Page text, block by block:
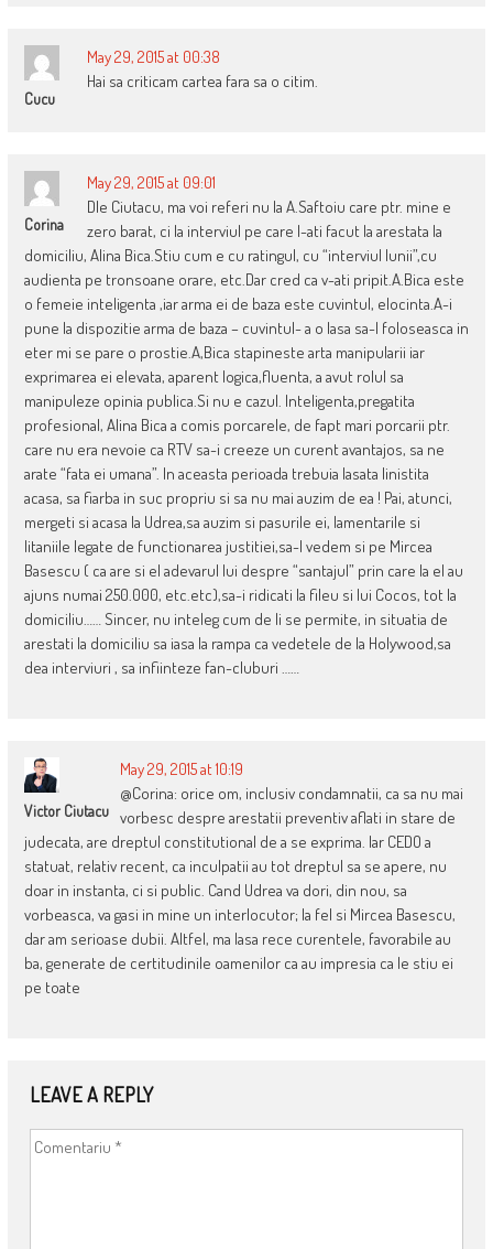
Cucu
May 29, 2015 at 00:38
Hai sa criticam cartea fara sa o citim.
Corina
May 29, 2015 at 09:01
Dle Ciutacu, ma voi referi nu la A.Saftoiu care ptr. mine e
zero barat, ci la interviul pe care l-ati facut la arestata la
domiciliu, Alina Bica.Stiu cum e cu ratingul, cu “interviul lunii”,cu
audienta pe tronsoane orare, etc.Dar cred ca v-ati pripit.A.Bica este
o femeie inteligenta ,iar arma ei de baza este cuvintul, elocinta.A-i
pune la dispozitie arma de baza – cuvintul- a o lasa sa-l foloseasca in
eter mi se pare o prostie.A,Bica stapineste arta manipularii iar
exprimarea ei elevata, aparent logica,fluenta, a avut rolul sa
manipuleze opinia publica.Si nu e cazul. Inteligenta,pregatita
profesional, Alina Bica a comis porcarele, de fapt mari porcarii ptr.
care nu era nevoie ca RTV sa-i creeze un curent avantajos, sa ne
arate “fata ei umana”. In aceasta perioada trebuia lasata linistita
acasa, sa fiarba in suc propriu si sa nu mai auzim de ea ! Pai, atunci,
mergeti si acasa la Udrea,sa auzim si pasurile ei, lamentarile si
litaniile legate de functionarea justitiei,sa-l vedem si pe Mircea
Basescu ( ca are si el adevarul lui despre “santajul” prin care la el au
ajuns numai 250.000, etc.etc),sa-i ridicati la fileu si lui Cocos, tot la
domiciliu…… Sincer, nu inteleg cum de li se permite, in situatia de
arestati la domiciliu sa iasa la rampa ca vedetele de la Holywood,sa
dea interviuri , sa infiinteze fan-cluburi ……
Victor Ciutacu
May 29, 2015 at 10:19
@Corina: orice om, inclusiv condamnatii, ca sa nu mai
vorbesc despre arestatii preventiv aflati in stare de
judecata, are dreptul constitutional de a se exprima. Iar CEDO a
statuat, relativ recent, ca inculpatii au tot dreptul sa se apere, nu
doar in instanta, ci si public. Cand Udrea va dori, din nou, sa
vorbeasca, va gasi in mine un interlocutor; la fel si Mircea Basescu,
dar am serioase dubii. Altfel, ma lasa rece curentele, favorabile au
ba, generate de certitudinile oamenilor ca au impresia ca le stiu ei
pe toate
LEAVE A REPLY